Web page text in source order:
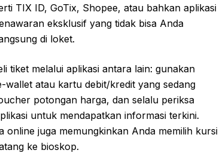
TIX ID, GoTix, Shopee, atau bahkan aplikasi
eksklusif yang tidak bisa Anda
di loket.
tiket melalui aplikasi antara lain: gunakan
wallet atau kartu debit/kredit yang sedang
potongan harga, dan selalu periksa
untuk mendapatkan informasi terkini.
online juga memungkinkan Anda memilih kursi
ke bioskop.